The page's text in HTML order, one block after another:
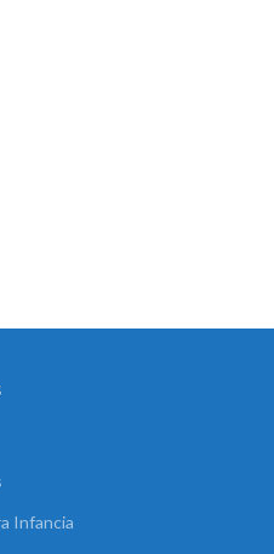
Infancia